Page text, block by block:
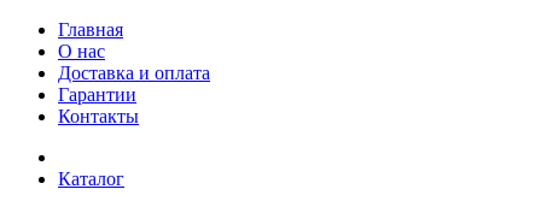
Главная
О нас
Доставка и оплата
Гарантии
Контакты
Каталог